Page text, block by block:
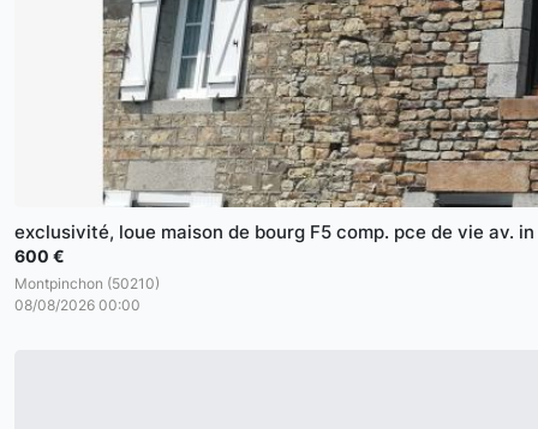
exclusivité, loue maison de bourg F5 comp. pce de vie av. in
600 €
Montpinchon (50210)
08/08/2026 00:00